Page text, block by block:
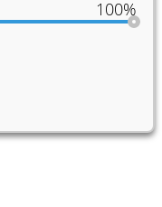
100%